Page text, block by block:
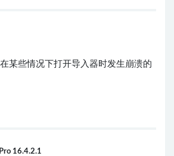
某些情况下打开导入器时发生崩溃的
16.4.2.1